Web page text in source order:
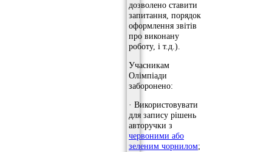
дозволено ставити
запитання, порядок
оформлення звітів
про виконану
роботу, і т.д.).
Учасникам
Олімпіади
заборонено:
· Використовувати
для запису рішень
авторучки з
червоними або
зеленим чорнилом;